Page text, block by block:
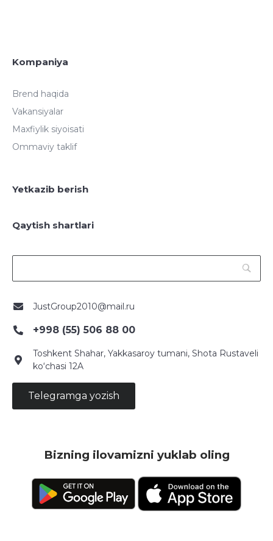
Kompaniya
Brend haqida
Vakansiyalar
Maxfiylik siyoisati
Ommaviy taklif
Yetkazib berish
Qaytish shartlari
JustGroup2010@mail.ru
+998 (55) 506 88 00
Toshkent Shahar, Yakkasaroy tumani, Shota Rustaveli
ko‘chasi 12A
Telegramga yozish
Bizning ilovamizni yuklab oling